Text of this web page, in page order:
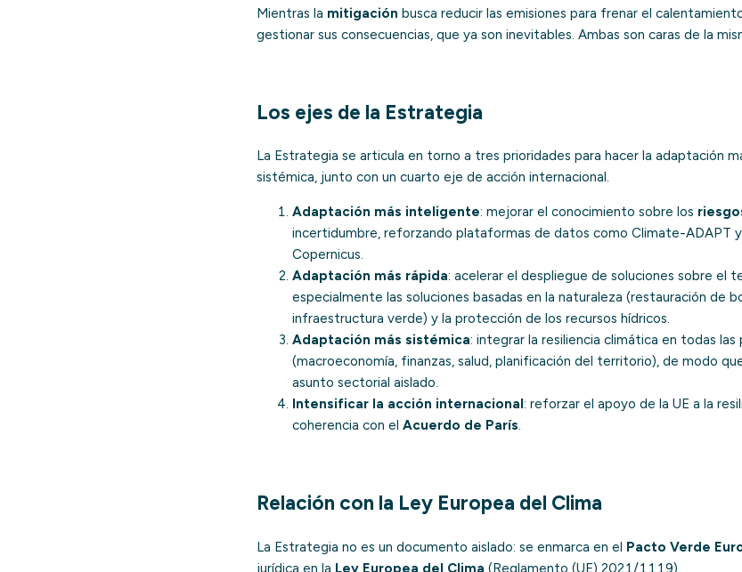
Mientras la mitigación busca reducir las emisiones para frenar el
gestionar sus consecuencias, que ya son inevitables. Ambas son caras de la
Los ejes de la Estrategia
La Estrategia se articula en torno a tres prioridades para hacer la adaptación
sistémica, junto con un cuarto eje de acción internacional.
Adaptación más inteligente: mejorar el conocimiento sobre los
incertidumbre, reforzando plataformas de datos como Climate-ADAPT
Copernicus.
Adaptación más rápida: acelerar el despliegue de soluciones sobre el
especialmente las soluciones basadas en la naturaleza (restauración de
infraestructura verde) y la protección de los recursos hídricos.
Adaptación más sistémica: integrar la resiliencia climática en todas
(macroeconomía, finanzas, salud, planificación del territorio), de modo
asunto sectorial aislado.
Intensificar la acción internacional : reforzar el apoyo de la UE a la
coherencia con el Acuerdo de París.
Relación con la Ley Europea del Clima
La Estrategia no es un documento aislado: se enmarca en el Pacto Verde
jurídica en la Ley Europea del Clima (Reglamento (UE) 2021/1119).